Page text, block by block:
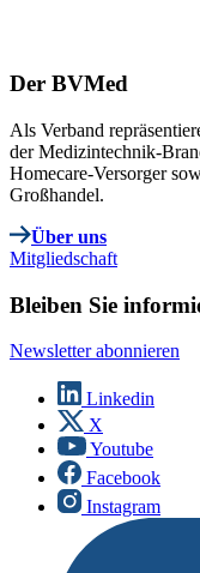
Der BVMed
Als Verband
der Medizintechnik-
Homecare-Versorger
Großhandel.
Über uns
Mitgliedschaft
Bleiben Sie
Newsletter abonnieren
Linkedin
X
Youtube
Facebook
Instagram